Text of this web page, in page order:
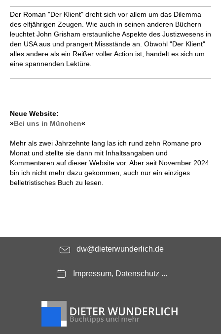
Der Roman "Der Klient" dreht sich vor allem um das Dilemma
des elfjährigen Zeugen. Wie auch in seinen anderen Büchern
leuchtet John Grisham erstaunliche Aspekte des Justizwesens in
den USA aus und prangert Missstände an. Obwohl "Der Klient"
alles andere als ein Reißer voller Action ist, handelt es sich um
eine spannenden Lektüre.
Neue Website:
»Bei uns in München«
Mehr als zwei Jahrzehnte lang las ich rund zehn Romane pro
Monat und stellte sie dann mit Inhaltsangaben und
Kommentaren auf dieser Website vor. Aber seit November 2024
bin ich nicht mehr dazu gekommen, auch nur ein einziges
belletristisches Buch zu lesen.
dw@dieterwunderlich.de
Impressum, Datenschutz ...